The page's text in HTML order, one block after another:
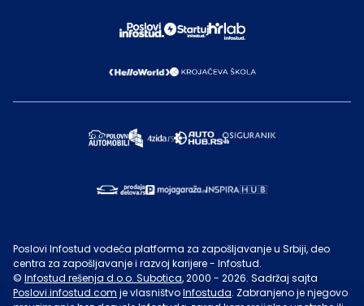
Poslovi Infostud vodeća platforma za zapošljavanje u Srbiji, deo
centra za zapošljavanje i razvoj karijere - Infostud.
© Infostud rešenja d.o.o. Subotica, 2000 - 2026. Sadržaj sajta
Poslovi.infostud.com je vlasništvoInfostuda. Zabranjeno je njegovo